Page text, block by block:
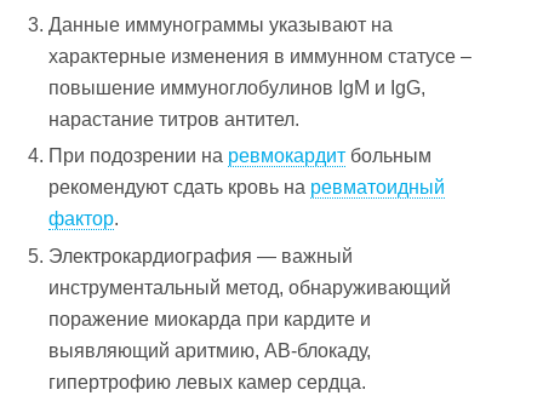
Данные иммунограммы указывают на
характерные изменения в иммунном статусе –
повышение иммуноглобулинов IgM и IgG,
нарастание титров антител.
При подозрении на ревмокардит больным
рекомендуют сдать кровь на ревматоидный
фактор.
Электрокардиография — важный
инструментальный метод, обнаруживающий
поражение миокарда при кардите и
выявляющий аритмию, АВ-блокаду,
гипертрофию левых камер сердца.